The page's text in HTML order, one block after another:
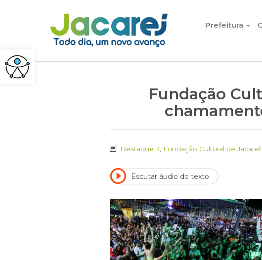
Pular para o conteúdo
Prefeitura
Fundação
Destaque 3 Fundação Cultural de
Escutar áudio do texto